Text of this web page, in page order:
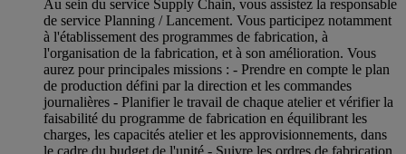
Au sein du service Supply Chain, vous assistez la responsable
de service Planning / Lancement. Vous participez notamment
à l'établissement des programmes de fabrication, à
l'organisation de la fabrication, et à son amélioration. Vous
aurez pour principales missions : - Prendre en compte le plan
de production défini par la direction et les commandes
journalières - Planifier le travail de chaque atelier et vérifier la
faisabilité du programme de fabrication en équilibrant les
charges, les capacités atelier et les approvisionnements, dans
le cadre du budget de l'unité - Suivre les ordres de fabrication